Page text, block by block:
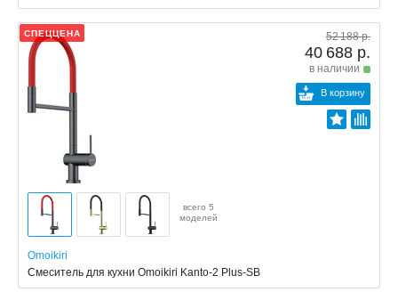
СПЕЦЦЕНА 52 188 р.
40 688 р.
в наличии
В корзину
всего 5
моделей
Omoikiri
Смеситель для кухни Omoikiri Kanto-2 Plus-SB